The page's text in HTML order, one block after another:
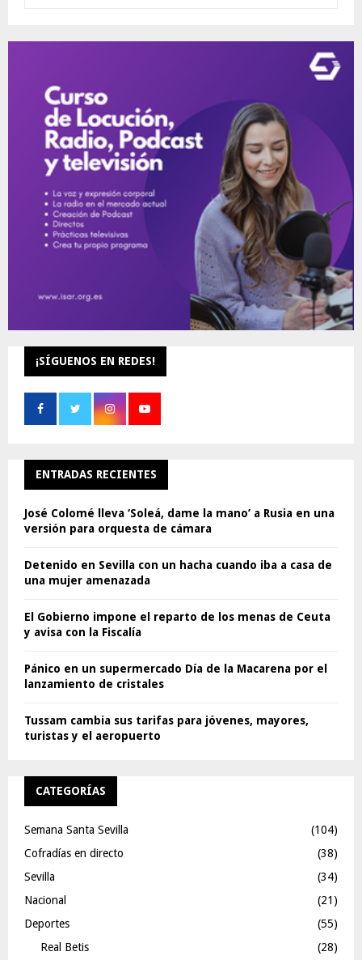
E
¡SÍGUENOS EN REDES!
ENTRADAS RECIENTES
José Colomé lleva ‘Soleá, dame la mano’ a Rusia en una
versión para orquesta de cámara
Detenido en Sevilla con un hacha cuando iba a casa de
una mujer amenazada
El Gobierno impone el reparto de los menas de Ceuta
y avisa con la Fiscalía
Pánico en un supermercado Día de la Macarena por el
lanzamiento de cristales
Tussam cambia sus tarifas para jóvenes, mayores,
turistas y el aeropuerto
CATEGORÍAS
Semana Santa Sevilla
(104)
Cofradías en directo
(38)
Sevilla
(34)
Nacional
(21)
Deportes
(55)
Real Betis
(28)